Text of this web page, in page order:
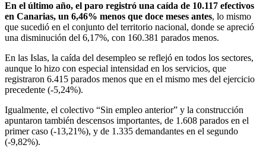
En el último año, el paro registró una caída de 10.117 efectivos
en Canarias, un 6,46% menos que doce meses antes, lo mismo
que sucedió en el conjunto del territorio nacional, donde se apreció
una disminución del 6,17%, con 160.381 parados menos.
En las Islas, la caída del desempleo se reflejó en todos los sectores,
aunque lo hizo con especial intensidad en los servicios, que
registraron 6.415 parados menos que en el mismo mes del ejercicio
precedente (-5,24%).
Igualmente, el colectivo “Sin empleo anterior” y la construcción
apuntaron también descensos importantes, de 1.608 parados en el
primer caso (-13,21%), y de 1.335 demandantes en el segundo
(-9,82%).